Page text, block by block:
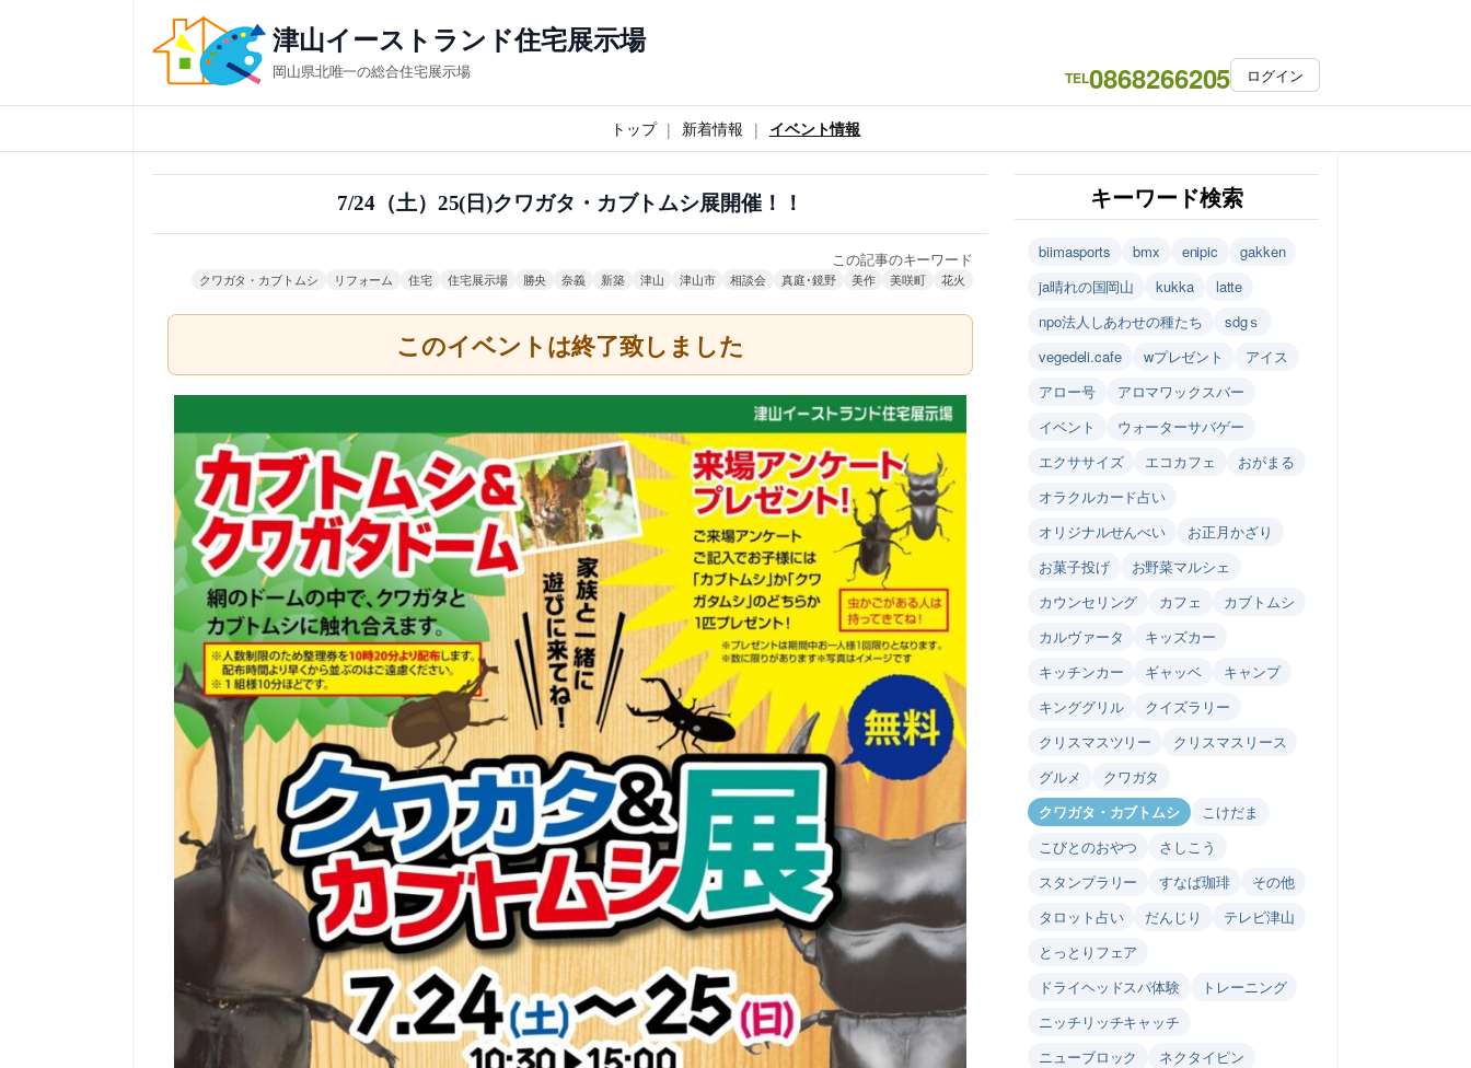
ス
キ
津山イーストランド住宅展示場
岡山県北唯一の総合住宅展示場 TEL0868266205 ログイン
トップ 新着情報 イベント情報
7/24（土）25(日)クワガタ・カブトムシ展開催！！
この記事のキーワード
クワガタ・カブトムシ リフォーム 住宅 住宅展示場 勝央 奈義 新築 津山 津山市 相談会 真庭･鏡野 美作 美咲町 花火
このイベントは終了致しました
キーワード検索
biimasports bmx enipic
gakken
ja晴れの国岡山
kukka
latte
npo法人しあわせの種たち
sdgｓ
vegedeli.cafe
wプレゼント
アイス
アロー号
アロマワックスバー
イベント
ウォーターサバゲー
エクササイズ
エコカフェ
おがまる
オラクルカード占い
オリジナルせんべい
お正月かざり
お菓子投げ
お野菜マルシェ
カウンセリング
カフェ
カブトムシ
カルヴァータ
キッズカー
キッチンカー
ギャッベ
キャンプ
キンググリル
クイズラリー
クリスマスツリー
クリスマスリース
グルメ
クワガタ
クワガタ・カブトムシ
こけだま
こびとのおやつ
さしこう
スタンプラリー
すなば珈琲
その他
タロット占い
だんじり
テレビ津山
とっとりフェア
ドライヘッドスパ体験
トレーニング
ニッチリッチキャッチ
ニューブロック
ネクタイピン